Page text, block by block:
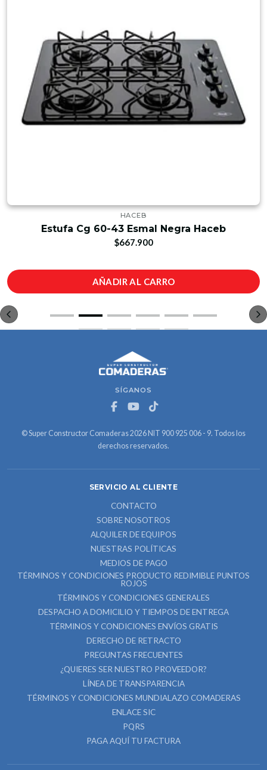
HACEB
Estufa Cg 60-43 Esmal Negra Haceb
$667.900
AÑADIR AL CARRO
SÍGANOS
© Super Constructor Comaderas 2026 NIT 900 925 006 - 9. Todos los
derechos reservados.
SERVICIO AL CLIENTE
CONTACTO
SOBRE NOSOTROS
ALQUILER DE EQUIPOS
NUESTRAS POLÍTICAS
MEDIOS DE PAGO
TÉRMINOS Y CONDICIONES PRODUCTO REDIMIBLE PUNTOS
ROJOS
TÉRMINOS Y CONDICIONES GENERALES
DESPACHO A DOMICILIO Y TIEMPOS DE ENTREGA
TÉRMINOS Y CONDICIONES ENVÍOS GRATIS
DERECHO DE RETRACTO
PREGUNTAS FRECUENTES
¿QUIERES SER NUESTRO PROVEEDOR?
LÍNEA DE TRANSPARENCIA
TÉRMINOS Y CONDICIONES MUNDIALAZO COMADERAS
ENLACE SIC
PQRS
PAGA AQUÍ TU FACTURA